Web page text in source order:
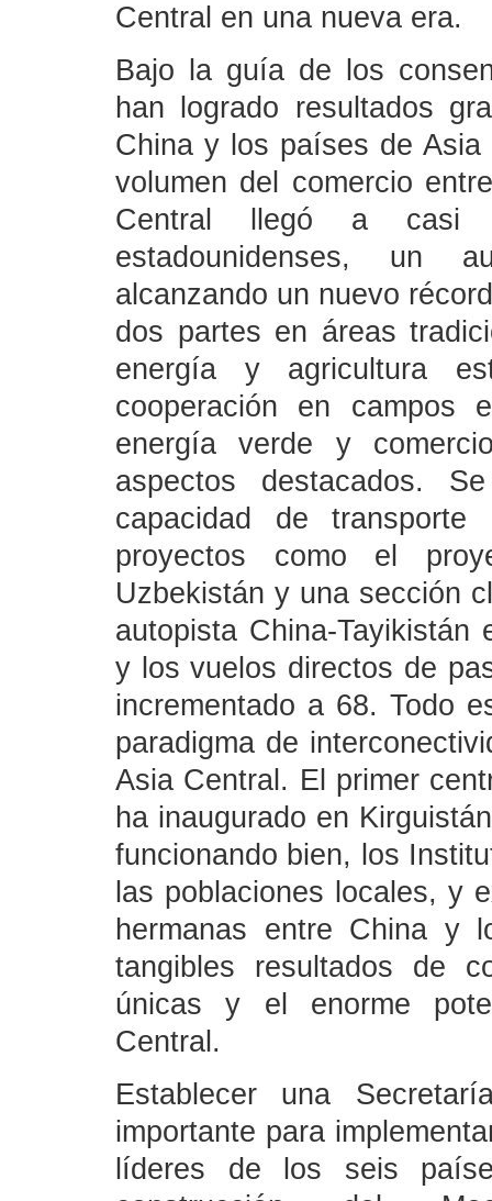
Central en una nueva era.
Bajo la guía de los
han logrado resultados
China y los países de
volumen del comercio
Central llegó a casi
estadounidenses, un
alcanzando un nuevo
dos partes en áreas
energía y agricultura
cooperación en campos
energía verde y
aspectos destacados.
capacidad de transporte
proyectos como el
Uzbekistán y una sección
autopista China-Tayikistán
y los vuelos directos de
incrementado a 68. Todo
paradigma de
Asia Central. El primer
ha inaugurado en
funcionando bien, los
las poblaciones locales, y
hermanas entre China y
tangibles resultados de
únicas y el enorme
Central.
Establecer una
importante para
líderes de los seis